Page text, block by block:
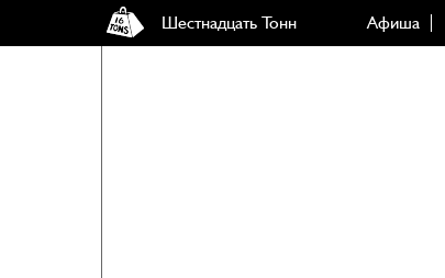
Шестнадцать Тонн Афиша